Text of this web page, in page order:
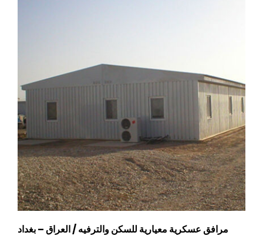
مرافق عسكرية معيارية للسكن والترفيه / العراق – بغداد